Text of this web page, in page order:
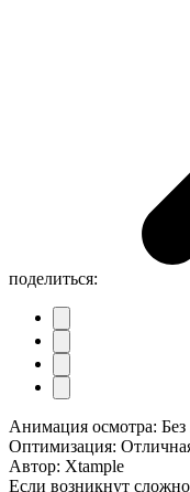
поделиться:
Анимация осмотра:
Оптимизация:
Автор: Xtample
Если возникнут